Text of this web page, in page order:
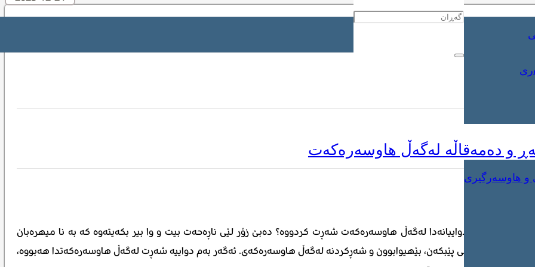
و هاوسەرگیری
و دەمەقاڵە لەگەڵ هاوسەرەکەت
چین؟ ئایا لەم دواییانەدا لەگەڵ هاوسەرەکەت شەڕت کردووە؟ دەبێ زۆر لێی ناڕەحەت بیت و وا بیر بکەیتەوە کە بە نا میهرەبان
ژیانیاندا هەستی پێبکەن، بێهیوابوون و شەڕکردنە لەگەڵ هاوسەرەکەی. ئەگەر بەم دواییە شەڕت لەگەڵ هاوسەرەکەتدا هەبووە،